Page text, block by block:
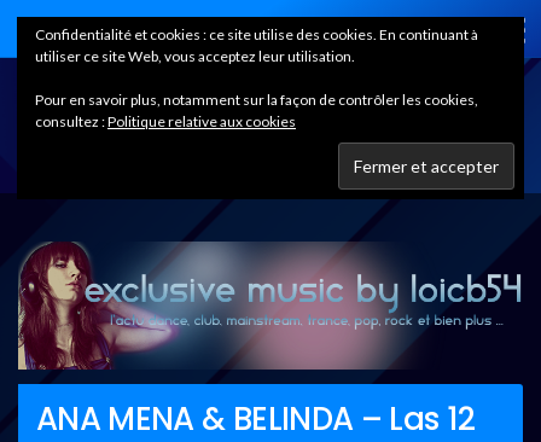
Home
ANA MENA & BELINDA – Las 12
Confidentialité et cookies : ce site utilise des cookies. En continuant à
utiliser ce site Web, vous acceptez leur utilisation.
Pour en savoir plus, notamment sur la façon de contrôler les cookies,
consultez :Politique relative aux cookies